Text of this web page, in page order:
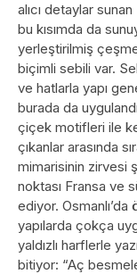
alıcı detaylar
bu kısımda da
yerleştirilmiş
biçimli sebili var.
ve hatlarla yapı
burada da
çiçek motifleri ile
çıkanlar arasında
mimarisinin zirvesi
noktası Fransa ve
ediyor. Osmanlı’da
yapılarda çokça
yaldızlı harflerle
bitiyor: “Aç